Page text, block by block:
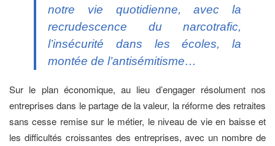
notre vie quotidienne, avec la
recrudescence du narcotrafic,
l’insécurité dans les écoles, la
montée de l’antisémitisme…
Sur le plan économique, au lieu d’engager résolument nos
entreprises dans le partage de la valeur, la réforme des retraites
sans cesse remise sur le métier, le niveau de vie en baisse et
les difficultés croissantes des entreprises, avec un nombre de